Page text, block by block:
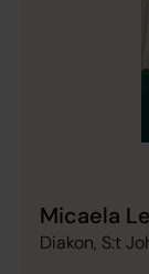
Micaela
Diakon, S:t